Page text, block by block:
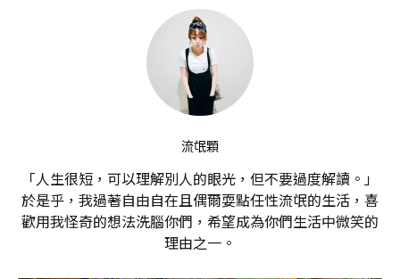
流氓顆
「人生很短，可以理解別人的眼光，但不要過度解讀。」
於是乎，我過著自由自在且偶爾耍點任性流氓的生活，喜
歡用我怪奇的想法洗腦你們，希望成為你們生活中微笑的
理由之一。